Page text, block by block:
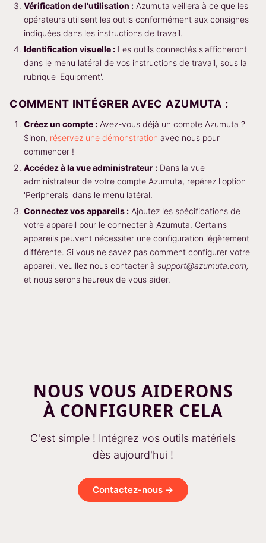
Vérification de l'utilisation : Azumuta veillera à ce que les
opérateurs utilisent les outils conformément aux consignes
indiquées dans les instructions de travail.
Identification visuelle : Les outils connectés s'afficheront
dans le menu latéral de vos instructions de travail, sous la
rubrique 'Equipment'.
COMMENT INTÉGRER AVEC AZUMUTA :
Créez un compte : Avez-vous déjà un compte Azumuta ?
Sinon, réservez une démonstration avec nous pour
commencer !
Accédez à la vue administrateur : Dans la vue
administrateur de votre compte Azumuta, repérez l'option
'Peripherals' dans le menu latéral.
Connectez vos appareils : Ajoutez les spécifications de
votre appareil pour le connecter à Azumuta. Certains
appareils peuvent nécessiter une configuration légèrement
différente. Si vous ne savez pas comment configurer votre
appareil, veuillez nous contacter à support@azumuta.com,
et nous serons heureux de vous aider.
NOUS VOUS AIDERONS
À CONFIGURER CELA
C'est simple ! Intégrez vos outils matériels
dès aujourd'hui !
Contactez-nous →